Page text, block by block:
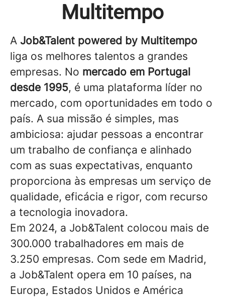
Multitempo
A Job&Talent powered by Multitempo
liga os melhores talentos a grandes
empresas. No mercado em Portugal
desde 1995, é uma plataforma líder no
mercado, com oportunidades em todo o
país. A sua missão é simples, mas
ambiciosa: ajudar pessoas a encontrar
um trabalho de confiança e alinhado
com as suas expectativas, enquanto
proporciona às empresas um serviço de
qualidade, eficácia e rigor, com recurso
a tecnologia inovadora.
Em 2024, a Job&Talent colocou mais de
300.000 trabalhadores em mais de
3.250 empresas. Com sede em Madrid,
a Job&Talent opera em 10 países, na
Europa, Estados Unidos e América